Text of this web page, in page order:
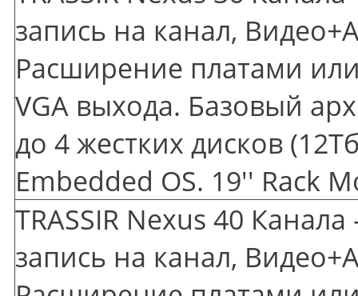
запись на канал,
Расширение платами
VGA выхода. Базовый
до 4 жестких дисков (12
Embedded OS. 19'' Rack
TRASSIR Nexus 40
запись на канал,